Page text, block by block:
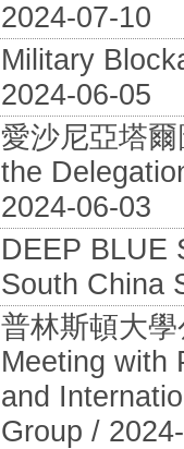
2024-07-10
Military
2024-06-05
愛沙尼亞塔
the
2024-06-03
DEEP BLUE
South China
普林斯頓大
Meeting with
and
Group /